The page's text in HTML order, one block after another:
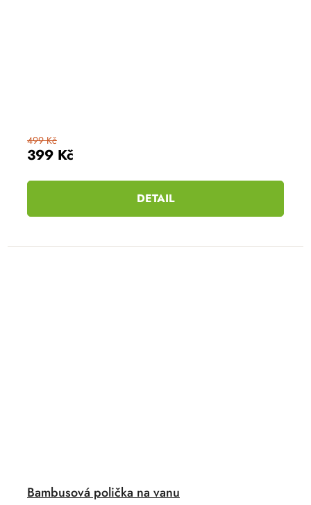
399 Kč
499 Kč
DETAIL
Bambusová polička na vanu